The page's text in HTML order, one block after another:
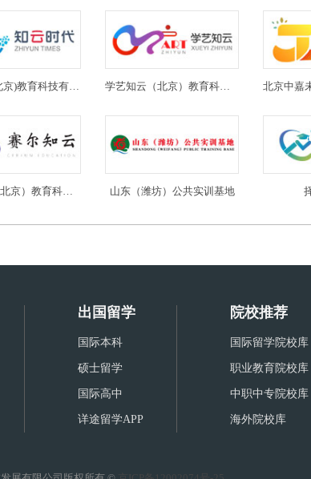
知云时代(北京)教育科技有限公司 学艺知云（北京）教育科技有限公司
赛尔知云（北京）教育科技有限公司 山东（潍坊）公共实训基地
出国留学
国际本科
硕士留学
国际高中
详途留学APP
院校推荐
国际留学院校库
职业教育院校库
中职中专院校库
海外院校库